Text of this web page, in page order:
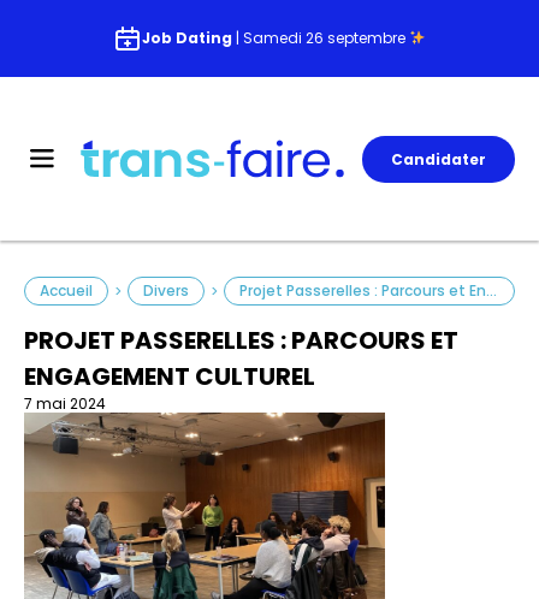
Job Dating | Samedi 26 septembre
Candidater
Accueil > Divers > Projet Passerelles : Parcours et Engagement Culturel
PROJET PASSERELLES : PARCOURS ET
ENGAGEMENT CULTUREL
7 mai 2024